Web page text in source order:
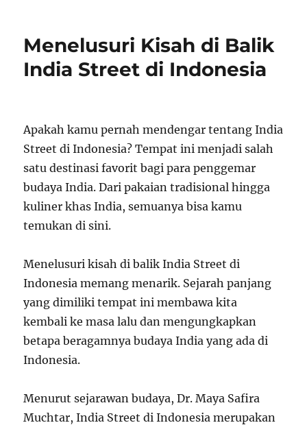
Menelusuri Kisah di Balik
India Street di Indonesia
Apakah kamu pernah mendengar tentang India
Street di Indonesia? Tempat ini menjadi salah
satu destinasi favorit bagi para penggemar
budaya India. Dari pakaian tradisional hingga
kuliner khas India, semuanya bisa kamu
temukan di sini.
Menelusuri kisah di balik India Street di
Indonesia memang menarik. Sejarah panjang
yang dimiliki tempat ini membawa kita
kembali ke masa lalu dan mengungkapkan
betapa beragamnya budaya India yang ada di
Indonesia.
Menurut sejarawan budaya, Dr. Maya Safira
Muchtar, India Street di Indonesia merupakan